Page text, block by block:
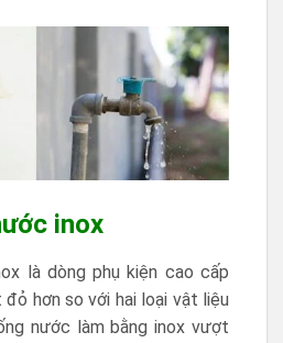
inox
là dòng phụ kiện cao cấp
hơn so với hai loại vật liệu
nước làm bằng inox vượt